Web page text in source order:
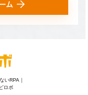
ム
いRPA｜
ロボ